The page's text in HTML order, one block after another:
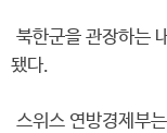
북한군을 관장하는
됐다.
스위스 연방경제부